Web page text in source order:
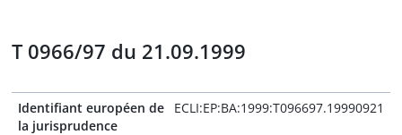
T 0966/97 du 21.09.1999
Identifiant européen de
la jurisprudence
ECLI:EP:BA:1999:T096697.19990921